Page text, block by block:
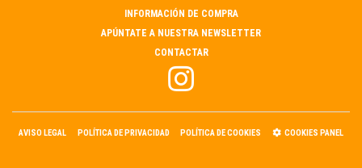
INFORMACIÓN DE COMPRA
APÚNTATE A NUESTRA NEWSLETTER
CONTACTAR
AVISO LEGAL POLÍTICA DE PRIVACIDAD POLÍTICA DE COOKIES COOKIES PANEL